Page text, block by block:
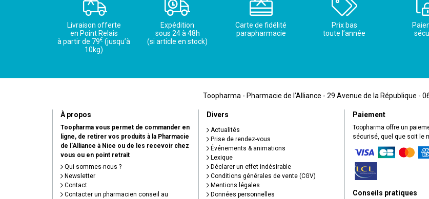
Livraison offerte
en Point Relais
à partir de 79€ (jusqu’à
10kg)
Expédition
sous 24 à 48h
(si article en stock)
Carte de fidélité
parapharmacie
Prix bas
toute l’année
Toopharma - Pharmacie de l’Alliance - 29 Avenue de la République -
À propos
Toopharma vous permet de commander en
ligne, de retirer vos produits à la Pharmacie
de l’Alliance à Nice ou de les recevoir chez
vous ou en point retrait
Qui sommes-nous ?
Newsletter
Contact
Contacter un pharmacien conseil au
Divers
Actualités
Prise de rendez-vous
Événements & animations
Lexique
Déclarer un effet indésirable
Conditions générales de vente (CGV)
Mentions légales
Données personnelles
Paiement
Toopharma offre un
sécurisé, quel que soit le
Conseils pratiques